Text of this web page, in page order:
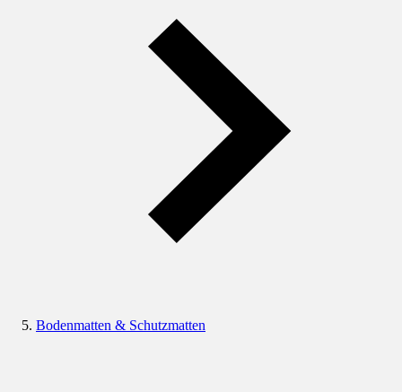
Bodenmatten & Schutzmatten